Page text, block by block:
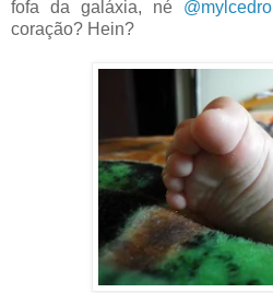
fofa da galáxia, né @mylcedro
coração? Hein?